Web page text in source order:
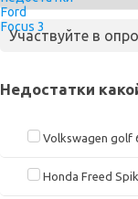
Участвуйте в
Недостатки
Volkswagen golf
Honda Freed